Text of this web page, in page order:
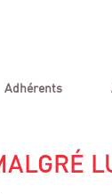
Adhérents